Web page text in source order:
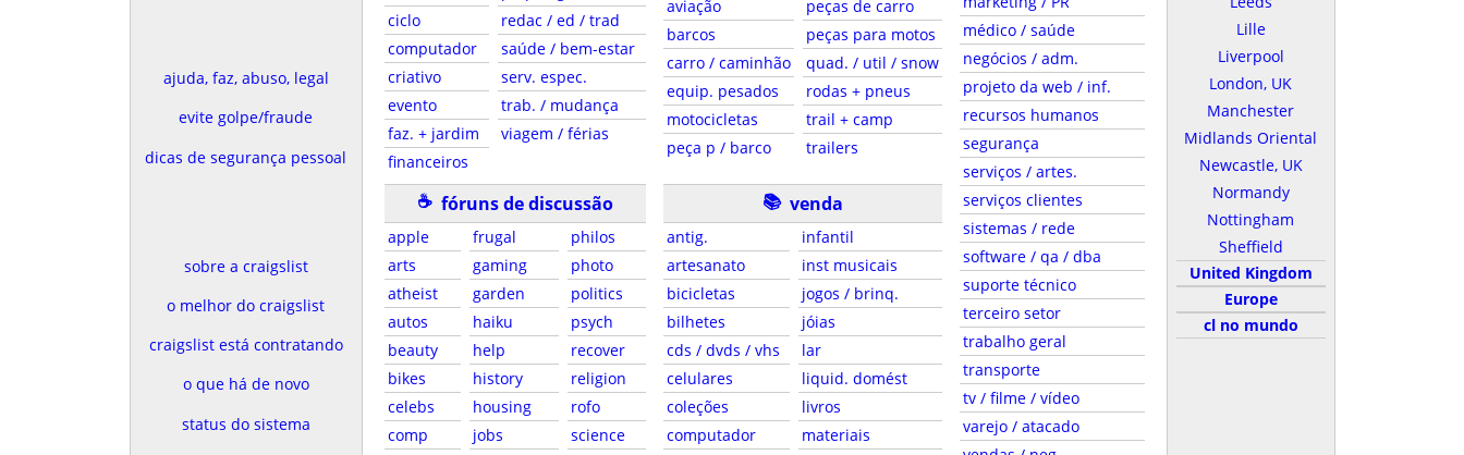
ajuda, faz, abuso, legal
evite golpe/fraude
dicas de segurança pessoal
sobre a craigslist
o melhor do craigslist
craigslist está contratando
o que há de novo
status do sistema
ciclo
computador
criativo
evento
faz. + jardim
financeiros
redac / ed / trad
saúde / bem-estar
serv. espec.
trab. / mudança
viagem / férias
☕ fóruns de discussão
apple
arts
atheist
autos
beauty
bikes
celebs
comp
frugal
gaming
garden
haiku
help
history
housing
jobs
philos
photo
politics
psych
recover
religion
rofo
science
aviação
barcos
carro / caminhão
equip. pesados
motocicletas
peça p / barco
peças de carro
peças para motos
quad. / util / snow
rodas + pneus
trail + camp
trailers
📚 venda
antig.
artesanato
bicicletas
bilhetes
cds / dvds / vhs
celulares
coleções
computador
infantil
inst musicais
jogos / brinq.
jóias
lar
liquid. domést
livros
materiais
médico / saúde
negócios / adm.
projeto da web / inf.
recursos humanos
segurança
serviços / artes.
serviços clientes
sistemas / rede
software / qa / dba
suporte técnico
terceiro setor
trabalho geral
transporte
tv / filme / vídeo
varejo / atacado
Lille
Liverpool
London, UK
Manchester
Midlands Oriental
Newcastle, UK
Normandy
Nottingham
Sheffield
United Kingdom
Europe
cl no mundo